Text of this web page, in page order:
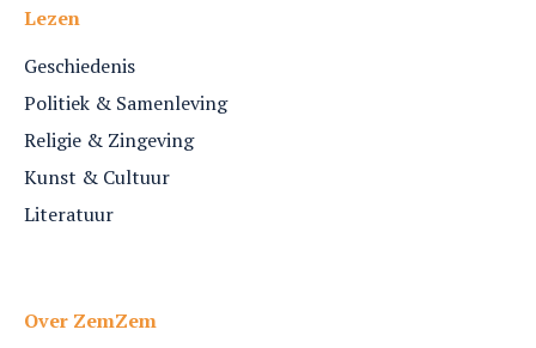
Lezen
Geschiedenis
Politiek & Samenleving
Religie & Zingeving
Kunst & Cultuur
Literatuur
Over ZemZem